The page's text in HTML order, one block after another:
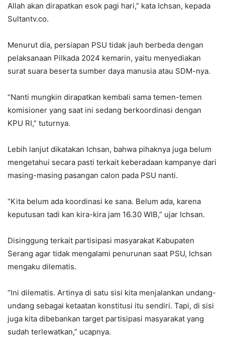
Allah akan dirapatkan esok pagi hari,” kata Ichsan, kepada
Sultantv.co.
Menurut dia, persiapan PSU tidak jauh berbeda dengan
pelaksanaan Pilkada 2024 kemarin, yaitu menyediakan
surat suara beserta sumber daya manusia atau SDM-nya.
“Nanti mungkin dirapatkan kembali sama temen-temen
komisioner yang saat ini sedang berkoordinasi dengan
KPU RI,” tuturnya.
Lebih lanjut dikatakan Ichsan, bahwa pihaknya juga belum
mengetahui secara pasti terkait keberadaan kampanye dari
masing-masing pasangan calon pada PSU nanti.
“Kita belum ada koordinasi ke sana. Belum ada, karena
keputusan tadi kan kira-kira jam 16.30 WIB,” ujar Ichsan.
Disinggung terkait partisipasi masyarakat Kabupaten
Serang agar tidak mengalami penurunan saat PSU, Ichsan
mengaku dilematis.
“Ini dilematis. Artinya di satu sisi kita menjalankan undang-
undang sebagai ketaatan konstitusi itu sendiri. Tapi, di sisi
juga kita dibebankan target partisipasi masyarakat yang
sudah terlewatkan,” ucapnya.